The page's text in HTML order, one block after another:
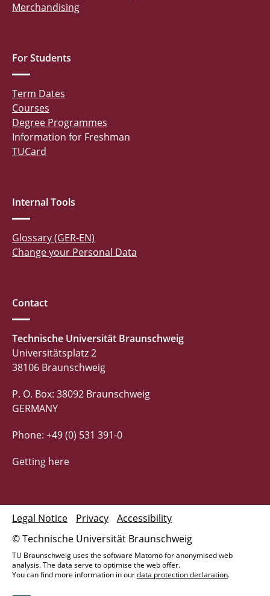
Merchandising
For Students
Term Dates
Courses
Degree Programmes
Information for Freshman
TUCard
Internal Tools
Glossary (GER-EN)
Change your Personal Data
Contact
Technische Universität Braunschweig
Universitätsplatz 2
38106 Braunschweig
P. O. Box: 38092 Braunschweig
GERMANY
Phone: +49 (0) 531 391-0
Getting here
© Technische Universität Braunschweig
Legal Notice Privacy Accessibility
TU Braunschweig uses the software Matomo for anonymised web
analysis. The data serve to optimise the web offer.
You can find more information in ourdata protection declaration.